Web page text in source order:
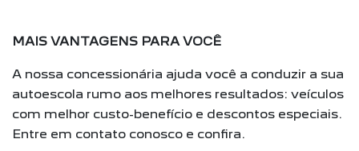
MAIS VANTAGENS PARA VOCÊ
A nossa concessionária ajuda você a conduzir a sua
autoescola rumo aos melhores resultados: veículos
com melhor custo-benefício e descontos especiais.
Entre em contato conosco e confira.